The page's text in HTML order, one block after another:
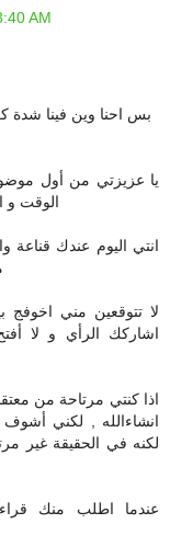
AM
بس احنا وين فينا شدة
يا عزيزتي من أول
الوقت و
انتي اليوم عندك
لا تتوقعين مني اخوفج
اشاركك الرأي و لا
اذا كنتي مرتاحة من
انشاءالله , لكني أشوف
لكنه في الحقيقة غير
عندما اطلب منك